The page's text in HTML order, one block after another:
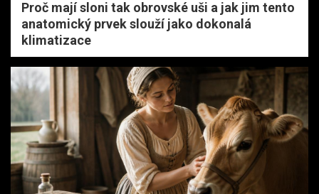
Proč mají sloni tak obrovské uši a jak jim tento
anatomický prvek slouží jako dokonalá
klimatizace